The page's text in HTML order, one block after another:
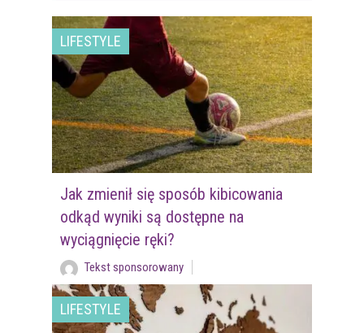
LIFESTYLE
Jak zmienił się sposób kibicowania
odkąd wyniki są dostępne na
wyciągnięcie ręki?
Tekst sponsorowany
LIFESTYLE